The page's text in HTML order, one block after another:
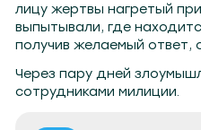
лицу жертвы нагретый
выпытывали, где
получив желаемый ответ,
Через пару дней
сотрудниками милиции.